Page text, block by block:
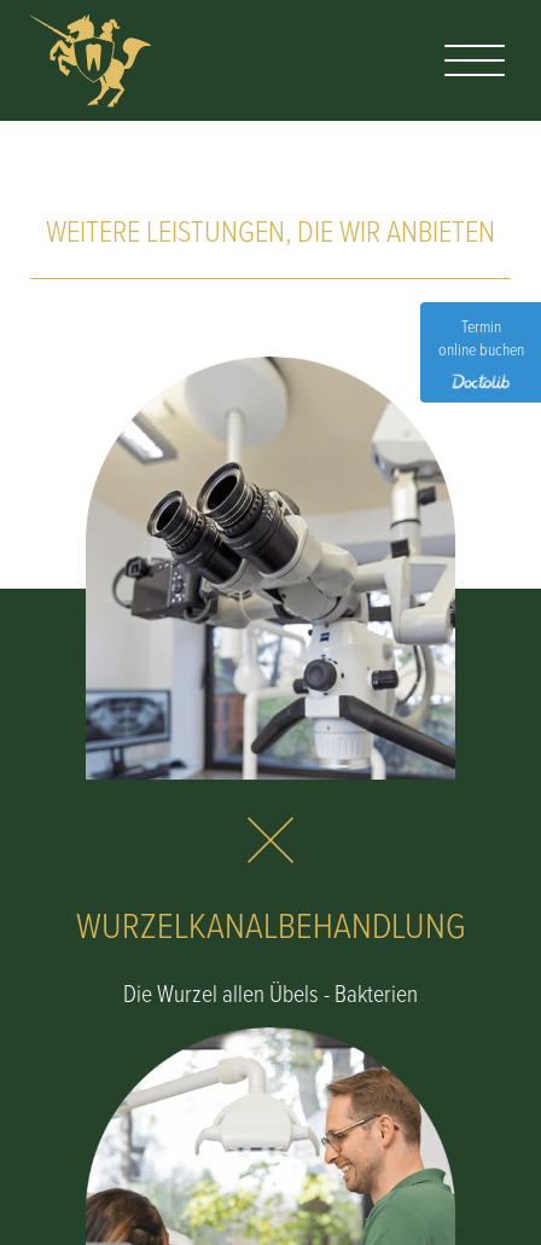
WEITERE LEISTUNGEN, DIE WIR ANBIETEN
WURZELKANALBEHANDLUNG
Die Wurzel allen Übels - Bakterien
Termin
online buchen